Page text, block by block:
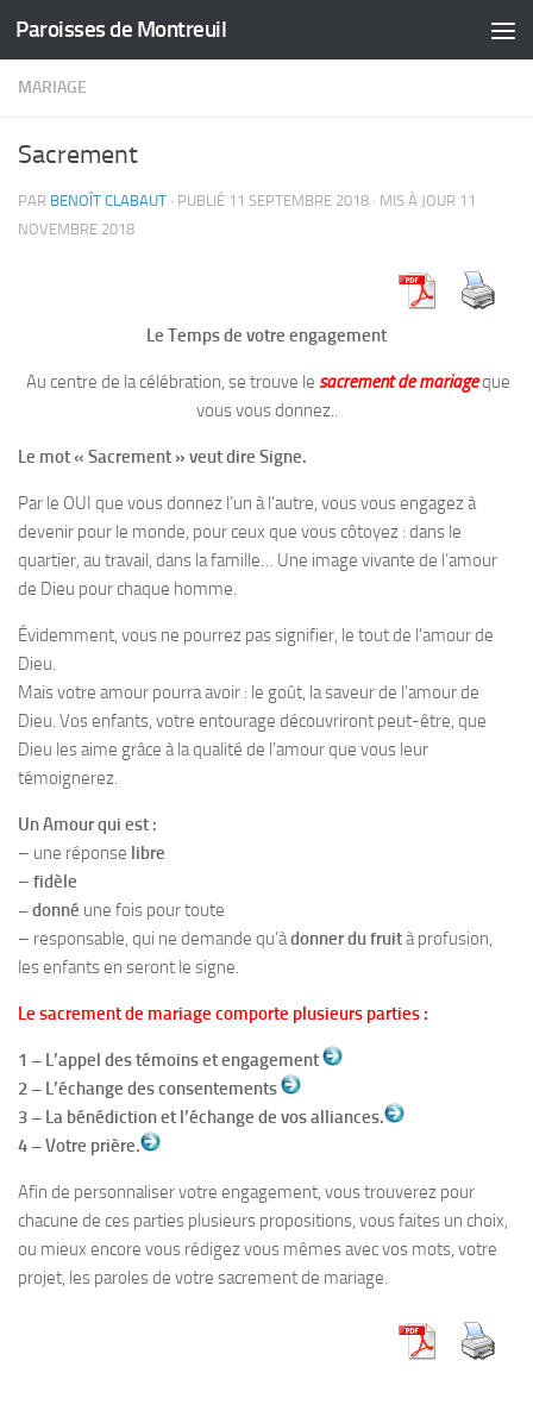
Skip to content
Paroisses de Montreuil
MARIAGE
Sacrement
PAR BENOÎT CLABAUT · PUBLIÉ 11 SEPTEMBRE 2018 · MIS À JOUR 11
NOVEMBRE 2018
Le Temps de votre engagement
Au centre de la célébration, se trouve le sacrement de mariageque
vous vous donnez..
Le mot « Sacrement » veut dire Signe.
Par le OUI que vous donnez l’un à l’autre, vous vous engagez à
devenir pour le monde, pour ceux que vous côtoyez : dans le
quartier, au travail, dans la famille… Une image vivante de l’amour
de Dieu pour chaque homme.
Évidemment, vous ne pourrez pas signifier, le tout de l’amour de
Dieu.
Mais votre amour pourra avoir : le goût, la saveur de l’amour de
Dieu. Vos enfants, votre entourage découvriront peut-être, que
Dieu les aime grâce à la qualité de l’amour que vous leur
témoignerez.
Un Amour qui est :
– une réponse libre
– fidèle
– donné une fois pour toute
– responsable, qui ne demande qu’àdonner du fruità profusion,
les enfants en seront le signe.
Le sacrement de mariage comporte plusieurs parties :
1 – L’appel des témoins et engagement
2 – L’échange des consentements
3 – La bénédiction et l’échange de vos alliances.
4 – Votre prière.
Afin de personnaliser votre engagement, vous trouverez pour
chacune de ces parties plusieurs propositions, vous faites un choix,
ou mieux encore vous rédigez vous mêmes avec vos mots, votre
projet, les paroles de votre sacrement de mariage.